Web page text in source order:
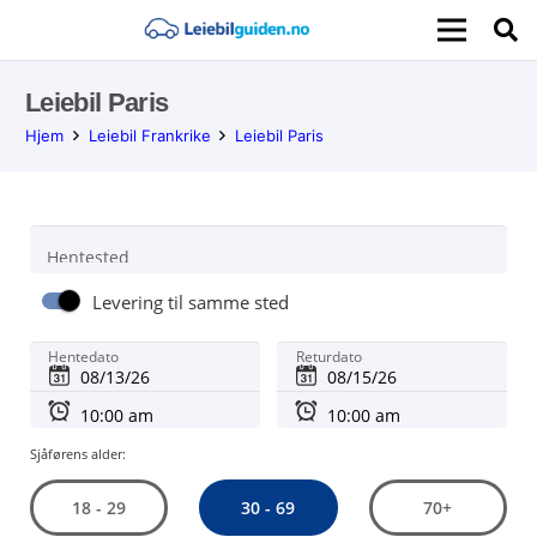
Leiebil Paris
Hjem Leiebil Frankrike Leiebil Paris
Hentested
Levering til samme sted
Hentedato Returdato
Sjåførens alder:
18 - 29 30 - 69 70+